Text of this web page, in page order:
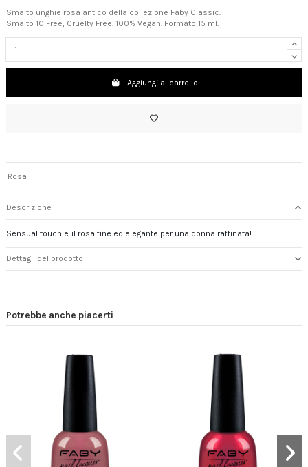
Smalto unghie rosa antico della collezione Faby Classic.
Smalto 10 Free, Cruelty Free. 100% Vegan. Formato 15 ml.
Aggiungi al carrello
Rosa
Descrizione
Sensual touch e' il rosa fine ed elegante per una donna raffinata!
Dettagli del prodotto
Potrebbe anche piacerti